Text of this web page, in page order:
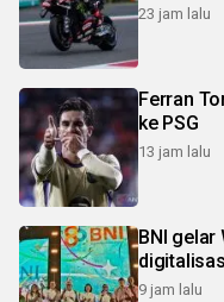
23 jam lalu
Ferran
ke PSG
13 jam lalu
BNI gelar
9 jam lalu